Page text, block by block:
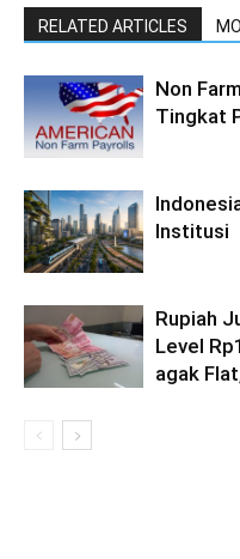
RELATED ARTICLES
Non
Tingkat
Institusi
Rupiah
Level
agak